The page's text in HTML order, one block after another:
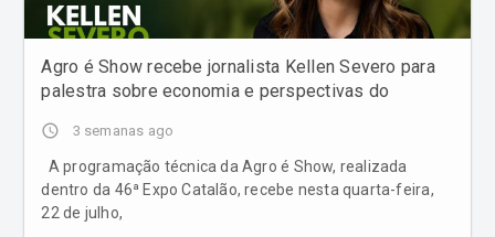
Agro é Show recebe jornalista Kellen Severo para
palestra sobre economia e perspectivas do
access_time 3 semanas ago
A programação técnica da Agro é Show, realizada
dentro da 46ª Expo Catalão, recebe nesta quarta-feira,
22 de julho,